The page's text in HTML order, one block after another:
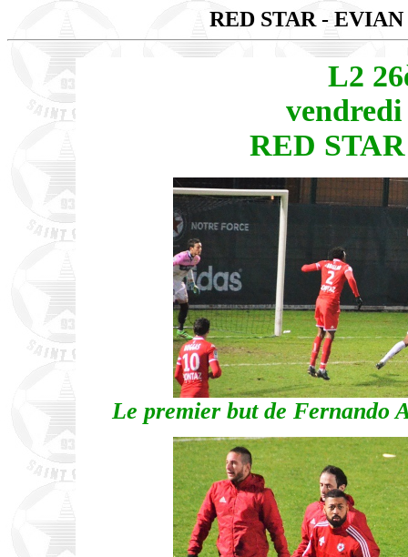
RED STAR -
L2
RED
Le premier but de Fernando